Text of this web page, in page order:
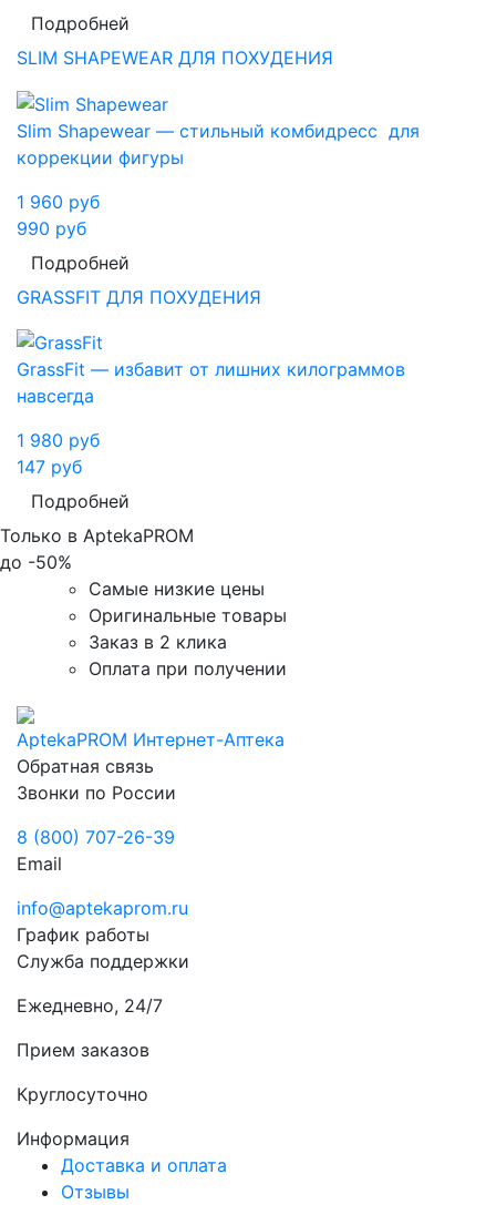
Подробней
SLIM SHAPEWEAR ДЛЯ ПОХУДЕНИЯ
Slim Shapewear — стильный комбидресс для
коррекции фигуры
1 960 руб
990 руб
Подробней
GRASSFIT ДЛЯ ПОХУДЕНИЯ
GrassFit — избавит от лишних килограммов
навсегда
1 980 руб
147 руб
Подробней
Только в AptekaPROM
до -50%
Самые низкие цены
Оригинальные товары
Заказ в 2 клика
Оплата при получении
AptekaPROM Интернет-Аптека
Обратная связь
Звонки по России
8 (800) 707-26-39
Email
info@aptekaprom.ru
График работы
Служба поддержки
Ежедневно, 24/7
Прием заказов
Круглосуточно
Информация
Доставка и оплата
Отзывы